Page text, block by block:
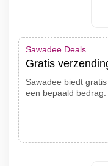
Sawadee Deals
Gratis
Sawadee biedt
een bepaald bedrag.